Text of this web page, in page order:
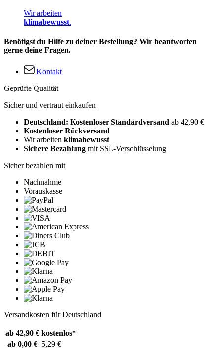
Wir arbeiten
klimabewusst.
Benötigst du Hilfe zu deiner Bestellung? Wir beantworten
gerne deine Fragen.
Kontakt
Geprüfte Qualität
Sicher und vertraut einkaufen
Deutschland: Kostenloser Standardversand ab 42,90 €
Kostenloser Rückversand
Wir arbeiten klimabewusst.
Sichere Bezahlung mit SSL-Verschlüsselung
Sicher bezahlen mit
Nachnahme
Vorauskasse
Versandkosten für Deutschland
ab 42,90 € kostenlos*
ab 0,00 € 5,29 €